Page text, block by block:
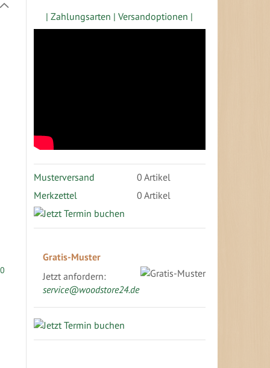
absteigender| Zahlungsarten | Versandoptionen |
Musterversand 0 Artikel
Merkzettel
0 Artikel
Gratis-Muster
Jetzt anfordern:
service@woodstore24.de